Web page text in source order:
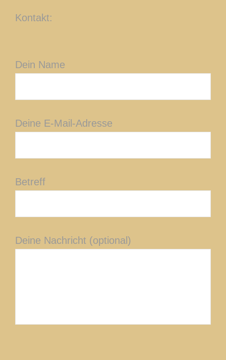
Kontakt:
Dein Name
Deine E-Mail-Adresse
Betreff
Deine Nachricht (optional)